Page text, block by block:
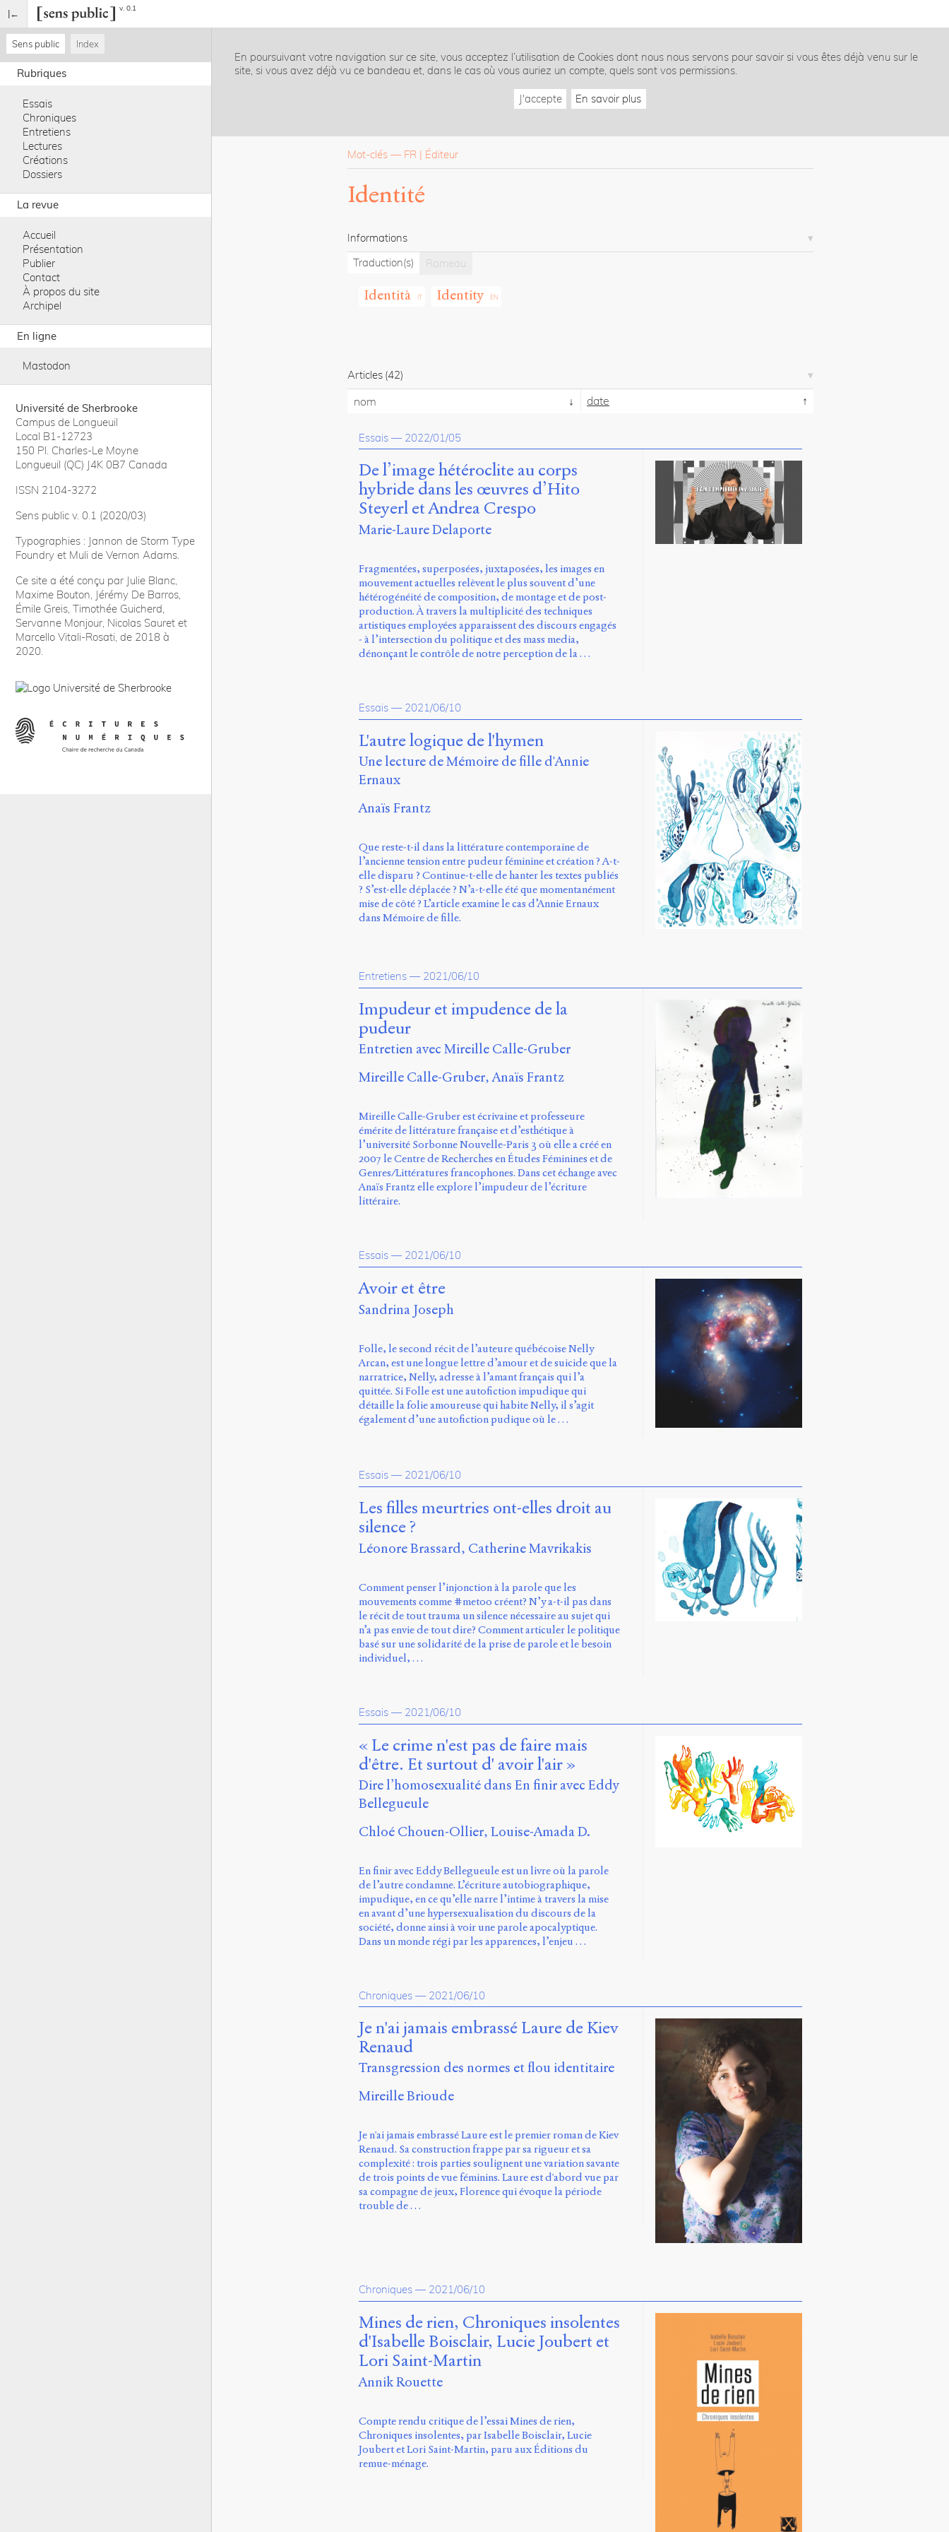
v. 0.1
Sens public Index
Rubriques
Essais
Chroniques
Entretiens
Lectures
Créations
Dossiers
La revue
Accueil
Présentation
Publier
Contact
À propos du site
Archipel
En ligne
Mastodon
Université de Sherbrooke
Campus de Longueuil
Local B1-12723
150 Pl. Charles-Le Moyne
Longueuil (QC) J4K 0B7 Canada
ISSN 2104-3272
Sens public v. 0.1 (2020/03)
Typographies : Jannon de Storm Type
Foundry et Muli de Vernon Adams.
Ce site a été conçu par Julie Blanc,
Maxime Bouton, Jérémy De Barros,
Émile Greis, Timothée Guicherd,
Servanne Monjour, Nicolas Sauret et
Marcello Vitali-Rosati, de 2018 à
2020.
En poursuivant votre navigation sur ce site, vous acceptez l’utilisation de Cookies dont nous nous servons pour savoir si vous êtes déjà venu sur le
site, si vous avez déjà vu ce bandeau et, dans le cas où vous auriez un compte, quels sont vos permissions.
J'accepte En savoir plus
Mot-clés — FR Éditeur
Identité
Informations
Traduction(s)
Rameau
Identità Identity
Articles (42)
nom date
Essais — 2022/01/05
De l’image hétéroclite au corps
hybride dans les œuvres d’Hito
Steyerl et Andrea Crespo
Marie-Laure Delaporte
Fragmentées, superposées, juxtaposées, les images en
mouvement actuelles relèvent le plus souvent d’une
hétérogénéité de composition, de montage et de post-
production. À travers la multiplicité des techniques
artistiques employées apparaissent des discours engagés
- à l’intersection du politique et des mass media,
dénonçant le contrôle de notre perception de la …
Essais — 2021/06/10
L'autre logique de l'hymen
Une lecture de Mémoire de fille d'Annie
Ernaux
Anaïs Frantz
Que reste-t-il dans la littérature contemporaine de
l’ancienne tension entre pudeur féminine et création ? A-t-
elle disparu ? Continue-t-elle de hanter les textes publiés
? S’est-elle déplacée ? N’a-t-elle été que momentanément
mise de côté ? L’article examine le cas d’Annie Ernaux
dans Mémoire de fille.
Entretiens — 2021/06/10
Impudeur et impudence de la
pudeur
Entretien avec Mireille Calle-Gruber
Mireille Calle-Gruber Anaïs Frantz
Mireille Calle-Gruber est écrivaine et professeure
émérite de littérature française et d’esthétique à
l’université Sorbonne Nouvelle-Paris 3 où elle a créé en
2007 le Centre de Recherches en Études Féminines et de
Genres/Littératures francophones. Dans cet échange avec
Anaïs Frantz elle explore l’impudeur de l’écriture
littéraire.
Essais — 2021/06/10
Avoir et être
Sandrina Joseph
Folle, le second récit de l’auteure québécoise Nelly
Arcan, est une longue lettre d’amour et de suicide que la
narratrice, Nelly, adresse à l’amant français qui l’a
quittée. Si Folle est une autofiction impudique qui
détaille la folie amoureuse qui habite Nelly, il s’agit
également d’une autofiction pudique où le …
Essais — 2021/06/10
Les filles meurtries ont-elles droit au
silence ?
Léonore Brassard Catherine Mavrikakis
Comment penser l’injonction à la parole que les
mouvements comme #metoo créent? N’y a-t-il pas dans
le récit de tout trauma un silence nécessaire au sujet qui
n’a pas envie de tout dire? Comment articuler le politique
basé sur une solidarité de la prise de parole et le besoin
individuel, …
Essais — 2021/06/10
« Le crime n'est pas de faire mais
d'être. Et surtout d' avoir l'air »
Dire l’homosexualité dans En finir avec Eddy
Bellegueule
Chloé Chouen-Ollier Louise-Amada D.
En finir avec Eddy Bellegueule est un livre où la parole
de l’autre condamne. L’écriture autobiographique,
impudique, en ce qu’elle narre l’intime à travers la mise
en avant d’une hypersexualisation du discours de la
société, donne ainsi à voir une parole apocalyptique.
Dans un monde régi par les apparences, l’enjeu …
Chroniques — 2021/06/10
Je n'ai jamais embrassé Laure de Kiev
Renaud
Transgression des normes et flou identitaire
Mireille Brioude
Je n'ai jamais embrassé Laure est le premier roman de Kiev
Renaud. Sa construction frappe par sa rigueur et sa
complexité : trois parties soulignent une variation savante
de trois points de vue féminins. Laure est d'abord vue par
sa compagne de jeux, Florence qui évoque la période
trouble de …
Chroniques — 2021/06/10
Mines de rien, Chroniques insolentes
d'Isabelle Boisclair, Lucie Joubert et
Lori Saint-Martin
Annik Rouette
Compte rendu critique de l’essai Mines de rien,
Chroniques insolentes, par Isabelle Boisclair, Lucie
Joubert et Lori Saint-Martin, paru aux Éditions du
remue-ménage.